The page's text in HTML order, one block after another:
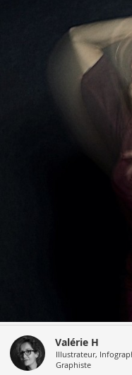
Valérie H
Illustrateur,
Graphiste